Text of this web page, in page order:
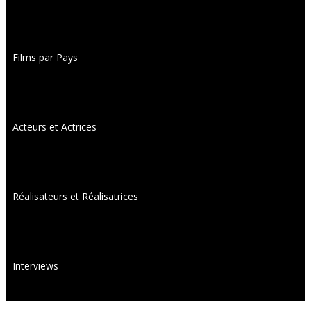
Films par Pays
Acteurs et Actrices
Réalisateurs et Réalisatrices
Interviews